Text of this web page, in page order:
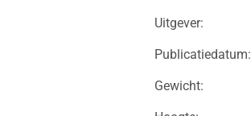
Uitgever:
Publicatiedatum:
Gewicht: